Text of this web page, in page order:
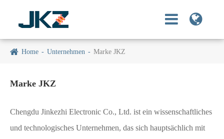
Home Unternehmen Marke JKZ
Marke JKZ
Chengdu Jinkezhi Electronic Co., Ltd. ist ein wissenschaftliches
und technologisches Unternehmen, das sich hauptsächlich mit